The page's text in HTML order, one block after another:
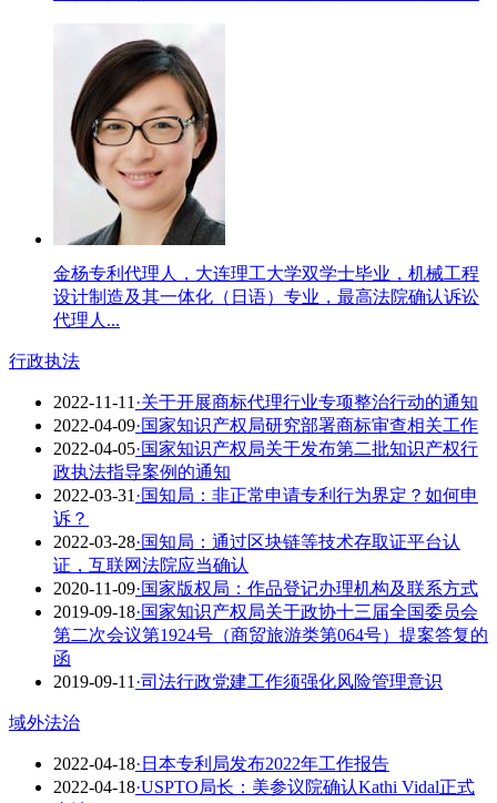
金杨专利代理人，大连理工大学双学士毕业，机械工程
设计制造及其一体化（日语）专业，最高法院确认诉讼
代理人...
行政执法
2022-11-11 ·关于开展商标代理行业专项整治行动的通知
2022-04-09·国家知识产权局研究部署商标审查相关工作
2022-04-05·国家知识产权局关于发布第二批知识产权行
政执法指导案例的通知
2022-03-31 ·国知局：非正常申请专利行为界定？如何申
诉？
2022-03-28·国知局：通过区块链等技术存取证平台认
证，互联网法院应当确认
2020-11-09·国家版权局：作品登记办理机构及联系方式
2019-09-18·国家知识产权局关于政协十三届全国委员会
第二次会议第1924号（商贸旅游类第064号）提案答复的
函
2019-09-11 ·司法行政党建工作须强化风险管理意识
域外法治
2022-04-18·​日本专利局发布2022年工作报告
2022-04-18·USPTO局长：美参议院确认Kathi Vidal正式